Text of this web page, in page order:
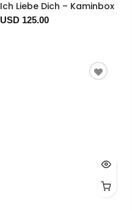
Ich Liebe Dich – Kaminbox
USD 125.00